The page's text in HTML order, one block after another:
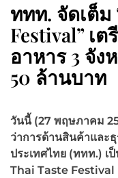
ททท. จัดเต็ม
Festival” เ
อาหาร 3 จัง
50 ล้านบาท
วันนี้ (27 พฤษภาคม
ว่าการด้านสินค้าและธุ
ประเทศไทย (ททท.) เป็
Thai Taste Festival